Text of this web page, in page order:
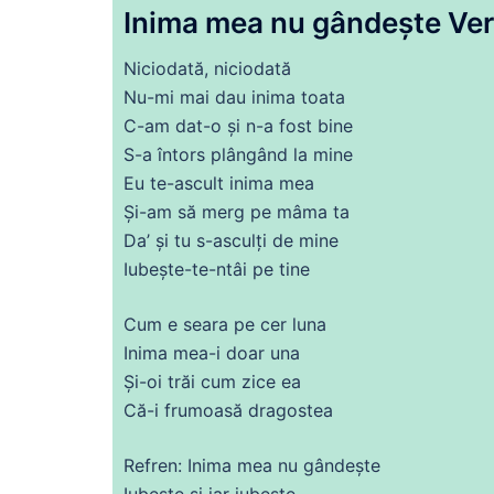
Inima mea nu gândește
Niciodată, niciodată
Nu-mi mai dau inima toata
C-am dat-o și n-a fost bine
S-a întors plângând la mine
Eu te-ascult inima mea
Și-am să merg pe mâma ta
Da’ și tu s-asculți de mine
Iubește-te-ntâi pe tine
Cum e seara pe cer luna
Inima mea-i doar una
Și-oi trăi cum zice ea
Că-i frumoasă dragostea
Refren: Inima mea nu gândește